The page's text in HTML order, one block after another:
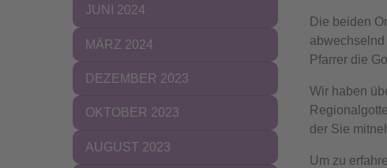
JUNI 2024
MÄRZ 2024
DEZEMBER 2023
OKTOBER 2023
AUGUST 2023
Die beiden
Pfarrer die
Wir haben
der Sie
Um zu